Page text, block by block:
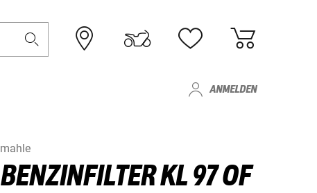
ANMELDEN
mahle
BENZINFILTER KL 97 OF